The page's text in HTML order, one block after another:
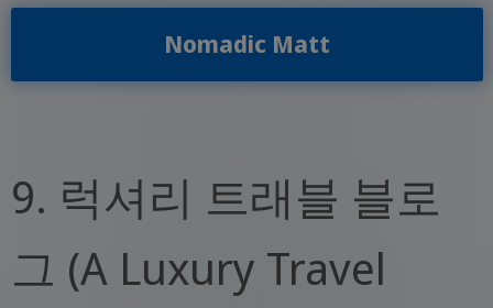
Nomadic Matt
9. 럭셔리 트래블 블로
그 (A Luxury Travel